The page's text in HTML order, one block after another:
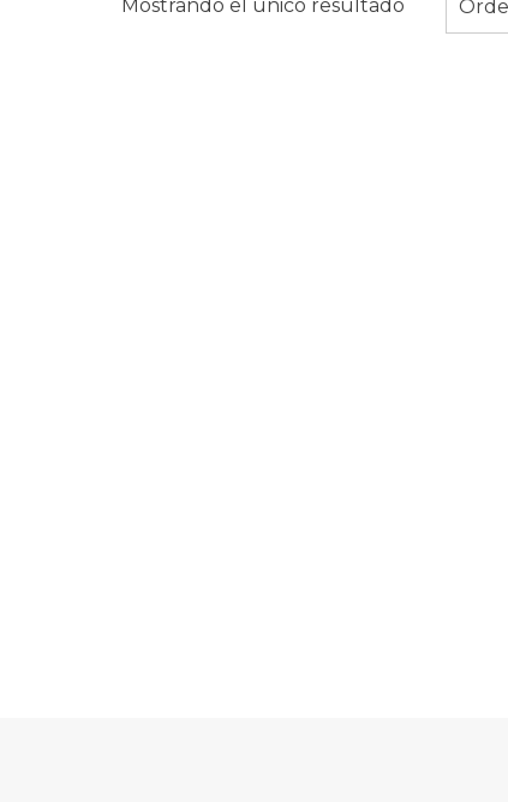
Mostrando el único resultado